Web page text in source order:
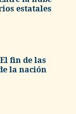
estatales
fin de las
la nación